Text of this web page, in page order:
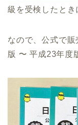
級を受検したとき
なので、公式で
版 〜 平成23年度